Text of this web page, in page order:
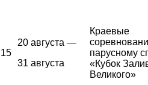
15
20 августа —
31 августа
Краевые
парусному
«Кубок
Великого»